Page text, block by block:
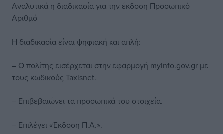
Αναλυτικά η διαδικασία για την έκδοση Προσωπικό
Αριθμό
Η διαδικασία είναι ψηφιακή και απλή:
– Ο πολίτης εισέρχεται στην εφαρμογή myinfo.gov.gr με
τους κωδικούς Taxisnet.
– Επιβεβαιώνει τα προσωπικά του στοιχεία.
– Επιλέγει «Έκδοση Π.Α.».